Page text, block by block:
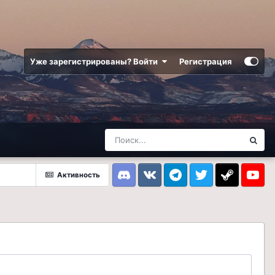
Уже зарегистрированы? Войти Регистрация
Активность
DiscordVK TelegramTwitter Steam